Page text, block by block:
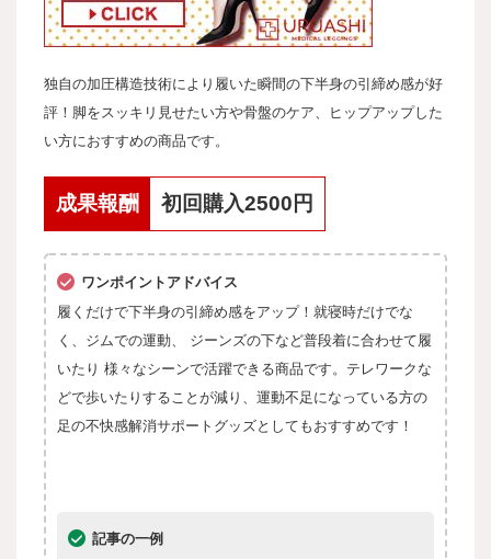
独自の加圧構造技術により履いた瞬間の下半身の引締め感が好
評！脚をスッキリ見せたい方や骨盤のケア、ヒップアップした
い方におすすめの商品です。
成果報酬 初回購入2500円
ワンポイントアドバイス
履くだけで下半身の引締め感をアップ！就寝時だけでな
く、ジムでの運動、 ジーンズの下など普段着に合わせて履
いたり 様々なシーンで活躍できる商品です。テレワークな
どで歩いたりすることが減り、運動不足になっている方の
足の不快感解消サポートグッズとしてもおすすめです！
記事の一例